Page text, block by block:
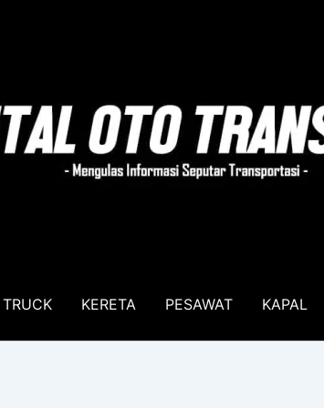
TRUCK KERETA PESAWAT KAPAL